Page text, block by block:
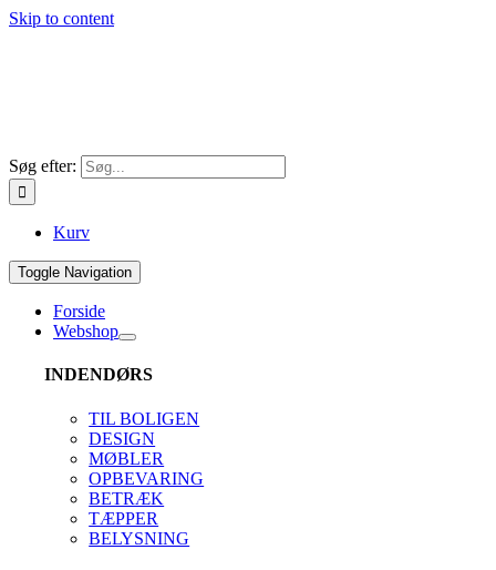
Skip to content
Søg efter:
Kurv
Toggle Navigation
Forside
Webshop
INDENDØRS
TIL BOLIGEN
DESIGN
MØBLER
OPBEVARING
BETRÆK
TÆPPER
BELYSNING